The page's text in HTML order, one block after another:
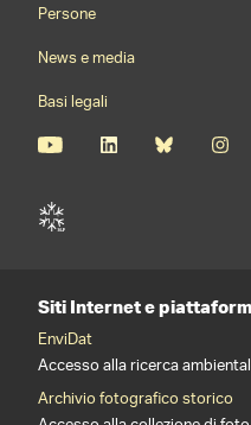
Persone
News e media
Basi legali
Siti Internet e
EnviDat
Accesso alla ricerca
Archivio fotografico storico